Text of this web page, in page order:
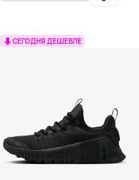
СЕГОДНЯ ДЕШЕВЛЕ